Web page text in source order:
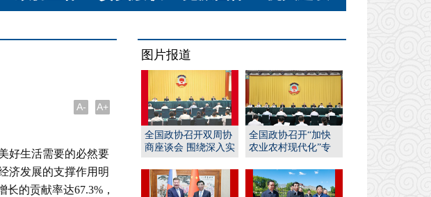
A- A+
好生活需要的必然要
济发展的支撑作用明
的贡献率达67.3%，
图片报道
全国政协召开双周协
商座谈会 围绕深入实
动...
全国政协召开“加快
农业农村现代化”专
并...